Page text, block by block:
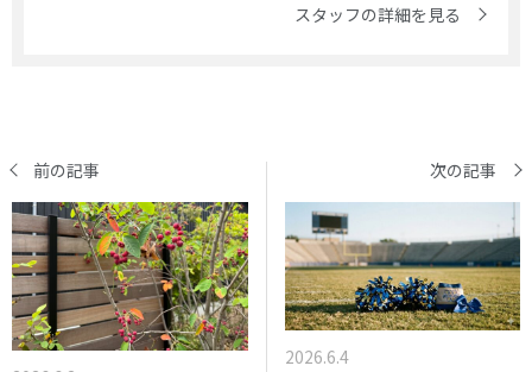
スタッフの詳細を見る
前の記事 次の記事
2026.6.4